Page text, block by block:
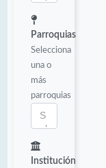
Parroquias
Selecciona
una o
más
parroquias
Institución